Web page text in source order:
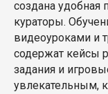
создана
кураторы.
видеоуроками и
содержат кейсы
задания и
увлекательным,